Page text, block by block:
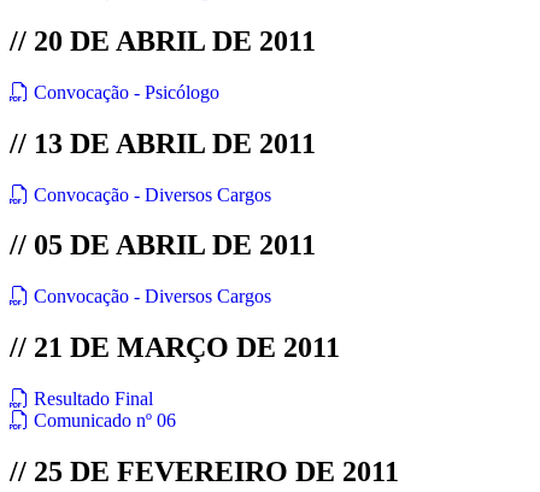
// 20 DE ABRIL DE 2011
Convocação - Psicólogo
// 13 DE ABRIL DE 2011
Convocação - Diversos Cargos
// 05 DE ABRIL DE 2011
Convocação - Diversos Cargos
// 21 DE MARÇO DE 2011
Resultado Final
Comunicado nº 06
// 25 DE FEVEREIRO DE 2011